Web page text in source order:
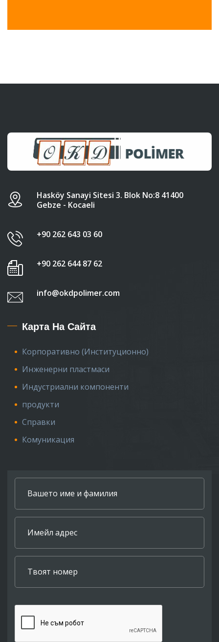
Hasköy Sanayi Sitesi 3. Blok No:8 41400
Gebze - Kocaeli
+90 262 643 03 60
+90 262 644 87 62
info@okdpolimer.com
Карта На Сайта
Корпоративно (Институционно)
Инженерни пластмаси
Индустриални компоненти
продукти
Справки
Комуникация